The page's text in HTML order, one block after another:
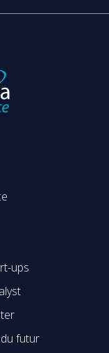
ups
futur